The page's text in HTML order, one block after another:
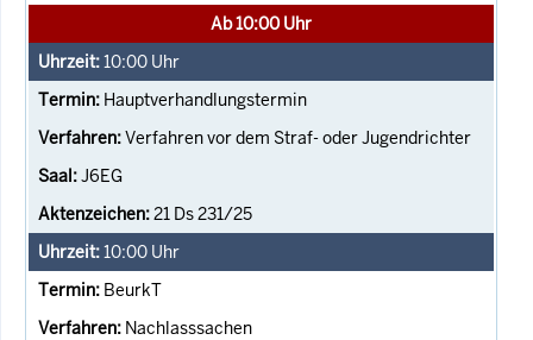
Ab 10:00 Uhr
10:00 Uhr
Hauptverhandlungstermin
Verfahren vor dem Straf- oder Jugendrichter
J6EG
21 Ds 231/25
10:00 Uhr
BeurkT
Nachlasssachen